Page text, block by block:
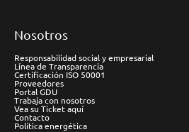
Nosotros
Responsabilidad social y empresarial
Línea de Transparencia
Certificación ISO 50001
Proveedores
Portal GDU
Trabaja con nosotros
Vea su Ticket aquí
Contacto
Política energética